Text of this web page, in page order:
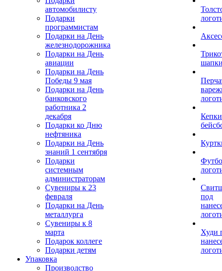
автомобилисту
Подарки
программистам
Подарки на День
железнодорожника
Подарки на День
авиации
Подарки на День
Победы 9 мая
Подарки на День
банковского
работника 2
декабря
Подарки ко Дню
нефтяника
Подарки на День
знаний 1 сентября
Подарки
системным
администраторам
Сувениры к 23
февраля
Подарки на День
металлурга
Сувениры к 8
марта
Подарок коллеге
Подарки детям
Упаковка
Производство
под
Худи